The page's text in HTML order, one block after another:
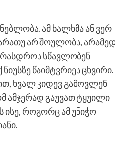
ამ ხალხმა ან ვერ
არ შოულობს,
სწავლობენ
ნიუსზე წაიმტვრიესცხვირი.
ხვალ კიდევ გამოვლენ
ამჯერად გაუვათ ტყუილი
ისე, როგორც ამ უნიჭო